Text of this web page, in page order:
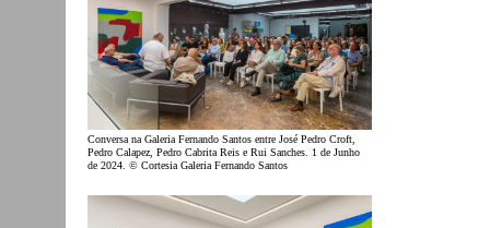
Conversa na Galeria Fernando Santos entre José Pedro Croft,
Pedro Calapez, Pedro Cabrita Reis e Rui Sanches. 1 de Junho
de 2024. © Cortesia Galeria Fernando Santos